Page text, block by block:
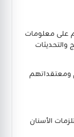
على معلومات
ومعتقداتهم
الأسنان